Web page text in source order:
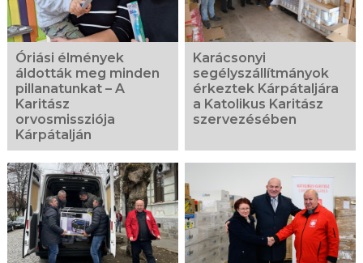
Óriási élmények
áldották meg minden
pillanatunkat – A
Karitász
orvosmissziója
Kárpátalján
Karácsonyi
segélyszállítmányok
érkeztek Kárpátaljára
a Katolikus Karitász
szervezésében